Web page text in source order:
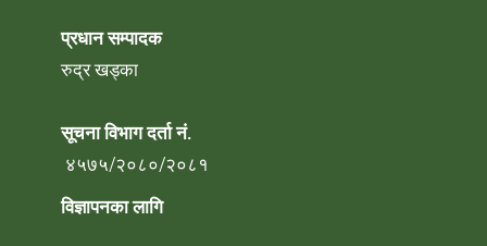
प्रधान सम्पादक
रुद्र खड्का
सूचना विभाग दर्ता नं.
४५७५/२०८०/२०८१
विज्ञापनका लागि